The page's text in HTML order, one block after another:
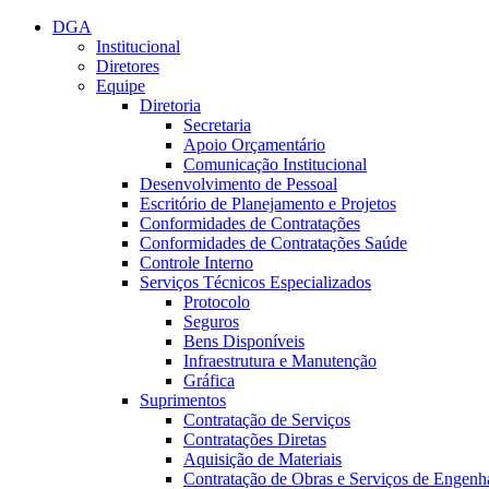
Conteúdo principal
DGA
Institucional
Diretores
Equipe
Diretoria
Secretaria
Apoio Orçamentário
Comunicação Institucional
Desenvolvimento de Pessoal
Escritório de Planejamento e Projetos
Conformidades de Contratações
Conformidades de Contratações Saúde
Controle Interno
Serviços Técnicos Especializados
Protocolo
Seguros
Bens Disponíveis
Infraestrutura e Manutenção
Gráfica
Suprimentos
Contratação de Serviços
Contratações Diretas
Aquisição de Materiais
Contratação de Obras e Serviços de